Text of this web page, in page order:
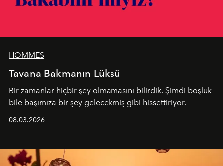
HOMMES
Tavana Bakmanın Lüksü
Bir zamanlar hiçbir şey olmamasını bilirdik. Şimdi boşluk
bile başımıza bir şey gelecekmiş gibi hissettiriyor.
08.03.2026